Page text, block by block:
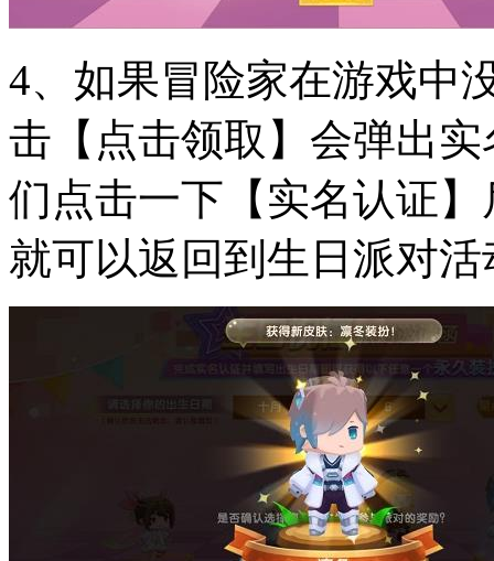
4、如果冒险家在游戏中
击【点击领取】会弹出
们点击一下【实名认证
就可以返回到生日派对